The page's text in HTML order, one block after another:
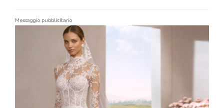
Messaggio pubblicitario